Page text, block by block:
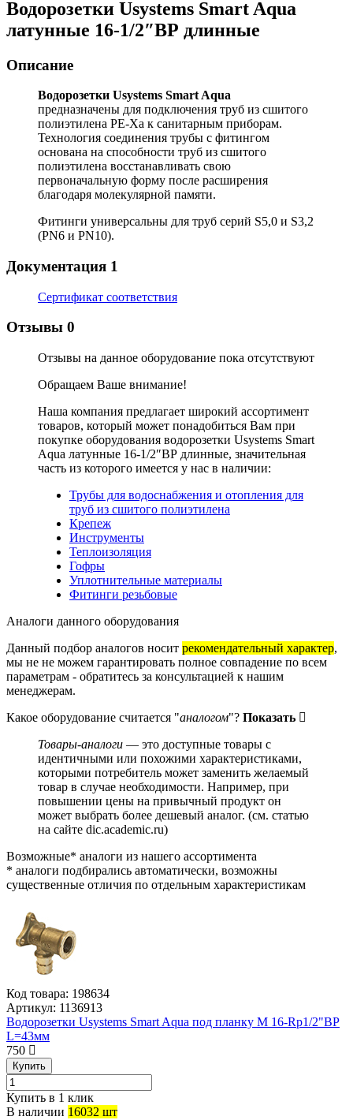
Водорозетки Usystems Smart Aqua
латунные 16-1/2″ВР длинные
Описание
Водорозетки Usystems Smart Aqua
предназначены для подключения труб из сшитого
полиэтилена PE-Xa к санитарным приборам.
Технология соединения трубы с фитингом
основана на способности труб из сшитого
полиэтилена восстанавливать свою
первоначальную форму после расширения
благодаря молекулярной памяти.
Фитинги универсальны для труб серий S5,0 и S3,2
(PN6 и PN10).
Документация 1
Сертификат соответствия
Отзывы 0
Отзывы на данное оборудование пока отсутствуют
Обращаем Ваше внимание!
Наша компания предлагает широкий ассортимент
товаров, который может понадобиться Вам при
покупке оборудования водорозетки Usystems Smart
Aqua латунные 16-1/2″ВР длинные, значительная
часть из которого имеется у нас в наличии:
Трубы для водоснабжения и отопления для
труб из сшитого полиэтилена
Крепеж
Инструменты
Теплоизоляция
Гофры
Уплотнительные материалы
Фитинги резьбовые
Аналоги данного оборудования
Данный подбор аналогов носит рекомендательный характер,
мы не не можем гарантировать полное совпадение по всем
параметрам - обратитесь за консультацией к нашим
менеджерам.
Какое оборудование считается "аналогом"? Показать
Товары-аналоги — это доступные товары с
идентичными или похожими характеристиками,
которыми потребитель может заменить желаемый
товар в случае необходимости. Например, при
повышении цены на привычный продукт он
может выбрать более дешевый аналог. (см. статью
на сайте dic.academic.ru)
Возможные* аналоги из нашего ассортимента
* аналоги подбирались автоматически, возможны
существенные отличия по отдельным характеристикам
Код товара: 198634
Артикул: 1136913
Водорозетки Usystems Smart Aqua под планку M 16-Rp1/2"ВР
L=43мм
750
Купить
Купить в 1 клик
В наличии 16032 шт